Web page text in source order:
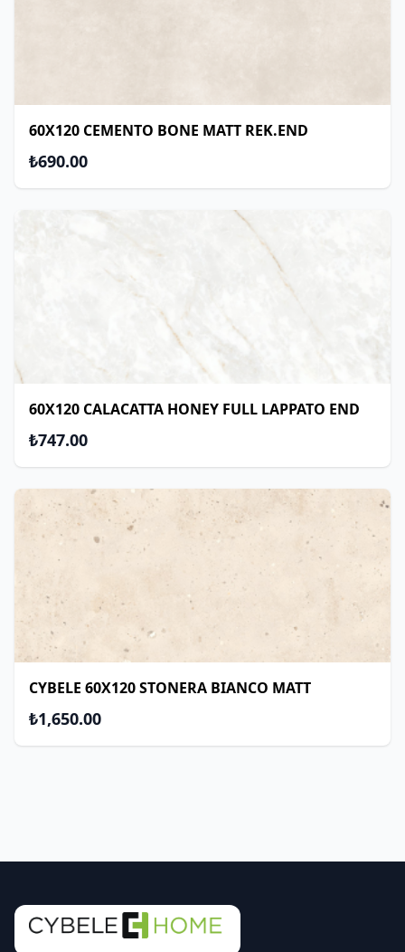
60X120 CEMENTO BONE MATT REK.END
₺690.00
60X120 CALACATTA HONEY FULL LAPPATO END
₺747.00
CYBELE 60X120 STONERA BIANCO MATT
₺1,650.00